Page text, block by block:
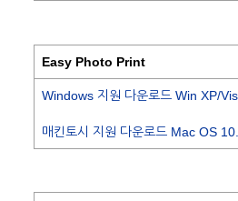
Easy Photo Print
Windows 지원 다운로드 Win XP/
매킨토시 지원 다운로드 Mac OS